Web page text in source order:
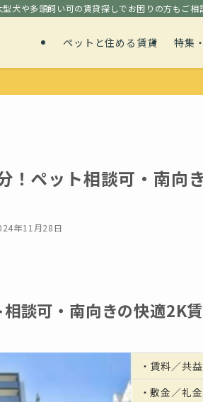
犬や多頭飼い可の賃貸探しでお困りの方もご相
ペットと住める賃貸 特集
！ペット相談可・南向
年11月28日
談可・南向きの快適2K
・ 賃料／共
・敷金／礼金